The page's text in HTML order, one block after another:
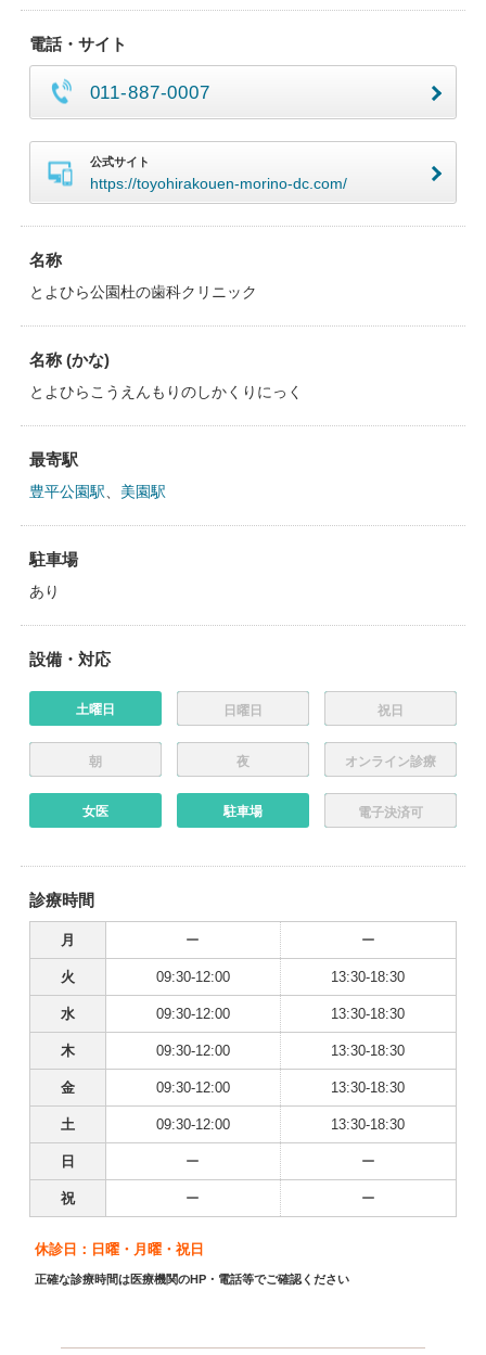
電話・サイト
011-887-0007
公式サイト
https://toyohirakouen-morino-dc.com/
名称
とよひら公園杜の歯科クリニック
名称 (かな)
とよひらこうえんもりのしかくりにっく
最寄駅
豊平公園駅 美園駅
駐車場
あり
設備・対応
土曜日 日曜日 祝日
朝 夜 オンライン診療
女医 駐車場 電子決済可
診療時間
月 ー ー
火 09:30-12:00 13:30-18:30
水 09:30-12:00 13:30-18:30
木 09:30-12:00 13:30-18:30
金 09:30-12:00 13:30-18:30
土 09:30-12:00 13:30-18:30
日 ー ー
祝 ー ー
休診日：日曜・月曜・祝日
正確な診療時間は医療機関のHP・電話等でご確認ください